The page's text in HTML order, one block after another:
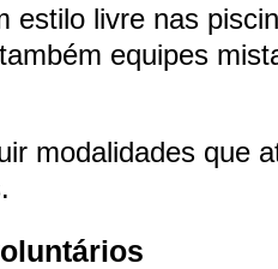
estilo livre nas
equipes
modalidades que